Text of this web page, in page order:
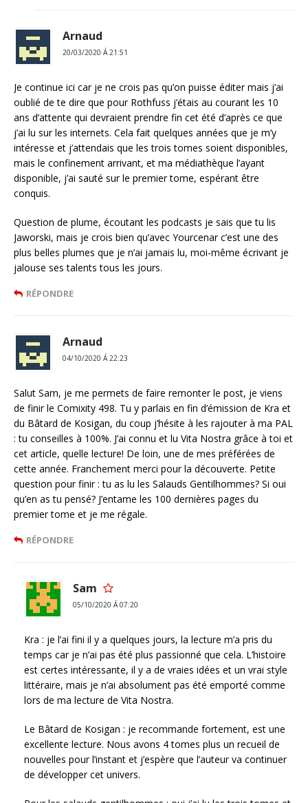
Arnaud
20/03/2020 Á 21:51
Je continue ici car je ne crois pas qu’on puisse éditer mais j’ai
oublié de te dire que pour Rothfuss j’étais au courant les 10
ans d’attente qui devraient prendre fin cet été d’après ce que
j’ai lu sur les internets. Cela fait quelques années que je m’y
intéresse et j’attendais que les trois tomes soient disponibles,
mais le confinement arrivant, et ma médiathèque l’ayant
disponible, j’ai sauté sur le premier tome, espérant être
conquis.
Question de plume, écoutant les podcasts je sais que tu lis
Jaworski, mais je crois bien qu’avec Yourcenar c’est une des
plus belles plumes que je n’ai jamais lu, moi-même écrivant je
jalouse ses talents tous les jours.
RÉPONDRE
Arnaud
04/10/2020 Á 22:23
Salut Sam, je me permets de faire remonter le post, je viens
de finir le Comixity 498. Tu y parlais en fin d’émission de Kra et
du Bâtard de Kosigan, du coup j’hésite à les rajouter à ma PAL
: tu conseilles à 100%. J’ai connu et lu Vita Nostra grâce à toi et
cet article, quelle lecture! De loin, une de mes préférées de
cette année. Franchement merci pour la découverte. Petite
question pour finir : tu as lu les Salauds Gentilhommes? Si oui
qu’en as tu pensé? J’entame les 100 dernières pages du
premier tome et je me régale.
RÉPONDRE
Sam
05/10/2020 Á 07:20
Kra : je l’ai fini il y a quelques jours, la lecture m’a pris du
temps car je n’ai pas été plus passionné que cela. L’histoire
est certes intéressante, il y a de vraies idées et un vrai style
littéraire, mais je n’ai absolument pas été emporté comme
lors de ma lecture de Vita Nostra.
Le Bâtard de Kosigan : je recommande fortement, est une
excellente lecture. Nous avons 4 tomes plus un recueil de
nouvelles pour l’instant et j’espère que l’auteur va continuer
de développer cet univers.